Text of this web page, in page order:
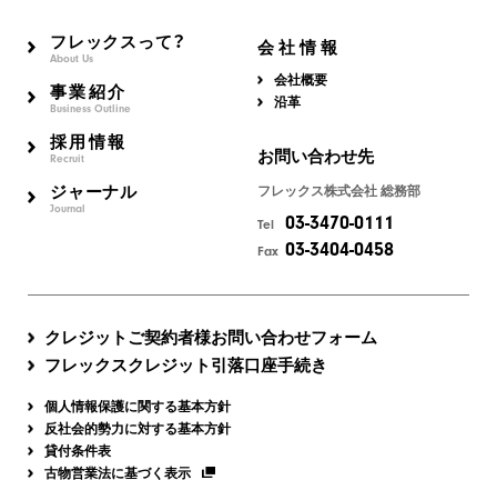
フレックスって？
About Us
事業紹介
Business Outline
採用情報
Recruit
ジャーナル
Journal
会社情報
会社概要
沿革
お問い合わせ先
フレックス株式会社 総務部
Tel 03-3470-0111
Fax 03-3404-0458
クレジットご契約者様お問い合わせフォーム
フレックスクレジット引落口座手続き
個人情報保護に関する基本方針
反社会的勢力に対する基本方針
貸付条件表
古物営業法に基づく表示